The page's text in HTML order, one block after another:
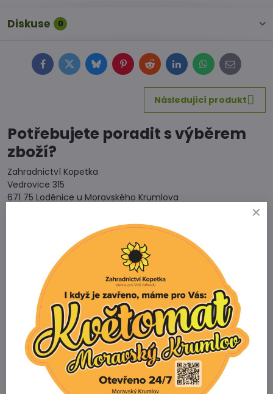
Diskuse 0
FacebookTwitterBlueskyPinterestRedditLinkedInWhatsApp
E-
mail
Následující produkt
Potřebujete poradit s výběrem
zboží?
Zahradnictví Kopetka
Vedrovice 315
671 75 Loděnice u Moravského Krumlova
+420 731 103 985
Prodejna
+420 607 042 662
Email
info@zahradnictvikopetka.cz
Zahradnictví Vedrovice